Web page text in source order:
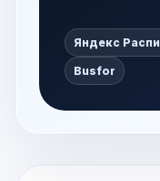
Яндекс
Busfor